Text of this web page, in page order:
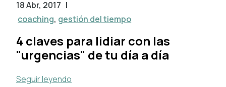
18 Abr, 2017 |
coaching, gestión del tiempo
4 claves para lidiar con las
"urgencias" de tu día a día
Seguir leyendo